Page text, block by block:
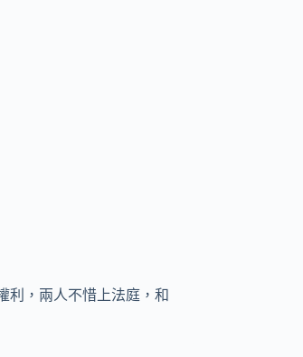
，兩人不惜上法庭，和